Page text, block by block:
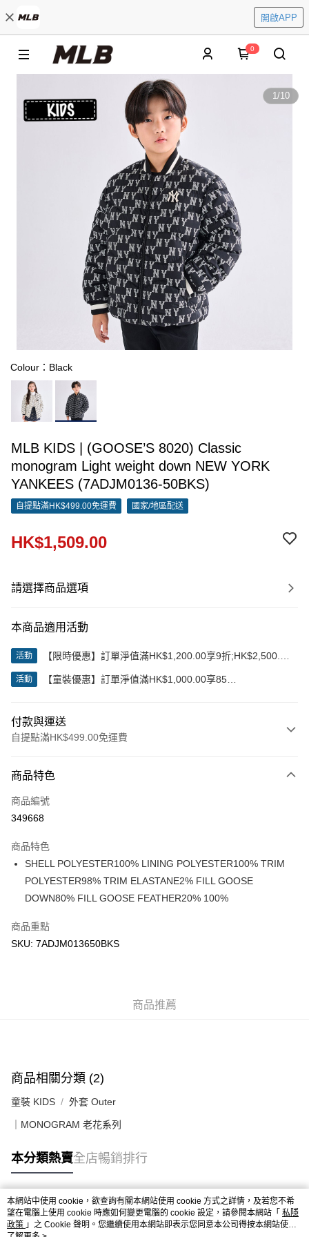
開啟APP
0
1/10
Colour：Black
MLB KIDS | (GOOSE’S 8020) Classic
monogram Light weight down NEW YORK
YANKEES (7ADJM0136-50BKS)
自提點滿HK$499.00免運費 國家/地區配送
HK$1,509.00
請選擇商品選項
本商品適用活動
活動
【限時優惠】訂單淨值滿HK$1,200.00享9折;HK$2,500.00
活動
【童裝優惠】訂單淨值滿HK$1,000.00享85
付款與運送
自提點滿HK$499.00免運費
信用卡
Apple Pay
AlipayHK
WeChat Pay
送貨方式
付款後順豐站及營業點
每筆HK$50.00，滿HK$499.00或以上免運費
配送至澳門
商品特色
商品編號
349668
商品特色
SHELL POLYESTER100% LINING POLYESTER100% TRIM
POLYESTER98% TRIM ELASTANE2% FILL GOOSE
DOWN80% FILL GOOSE FEATHER20% 100%
商品重點
SKU: 7ADJM013650BKS
商品推薦
商品相關分類 (2)
童裝 KIDS 外套 Outer
｜MONOGRAM 老花系列
本分類熱賣全店暢銷排行
熱門標籤
本網站中使用 cookie，欲查詢有關本網站使用 cookie 方式之詳情，及若您不希
望在電腦上使用 cookie 時應如何變更電腦的 cookie 設定，請參閱本網站「 私隱
政策 」之 Cookie 聲明。您繼續使用本網站即表示您同意本公司得按本網站使用